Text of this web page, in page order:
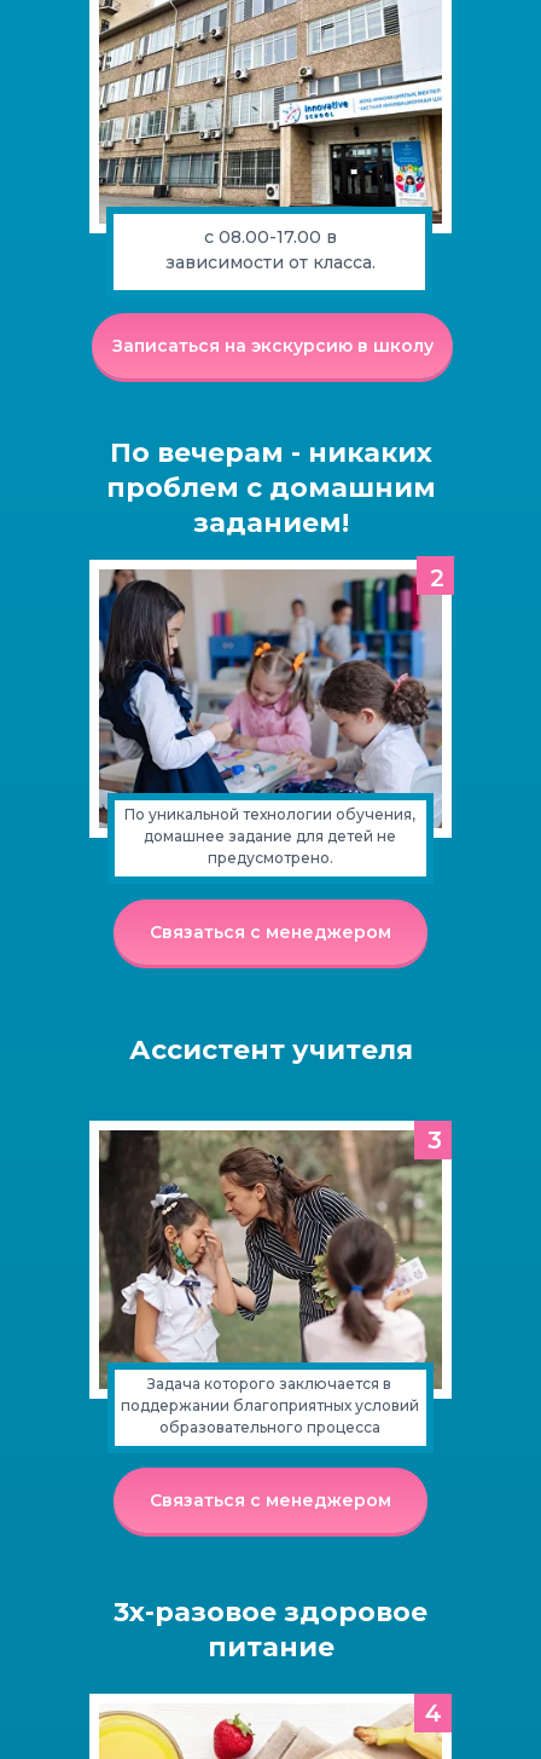
По вечерам - никаких
проблем с домашним
заданием!
По уникальной технологии обучения,
домашнее задание для детей не
предусмотрено.
2
Ассистент учителя
Задача которого заключается в
поддержании благоприятных условий
образовательного процесса
Связаться с менеджером
3
Связаться с менеджером
с 08.00-17.00 в
зависимости от класса.
Записаться на экскурсию в школу
3х-разовое здоровое
питание
4